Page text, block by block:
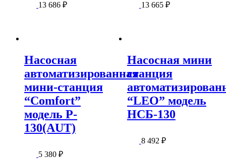
13 686 ₽ 13 665 ₽
Насосная
автоматизированная
мини-станция
“Comfort”
модель P-
130(AUT)
5 380 ₽
Насосная мини
станция
“LEO” модель
НСБ-130
8 492 ₽